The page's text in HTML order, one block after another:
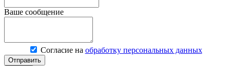
Ваше сообщение
Согласие на обработку персональных данных
Отправить